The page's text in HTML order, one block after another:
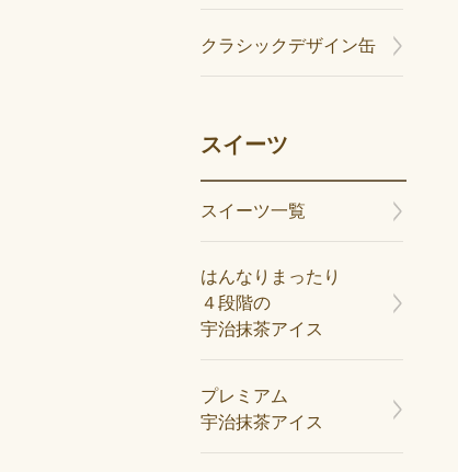
クラシックデザイン缶
スイーツ
スイーツ一覧
はんなりまったり
４段階の
宇治抹茶アイス
プレミアム
宇治抹茶アイス